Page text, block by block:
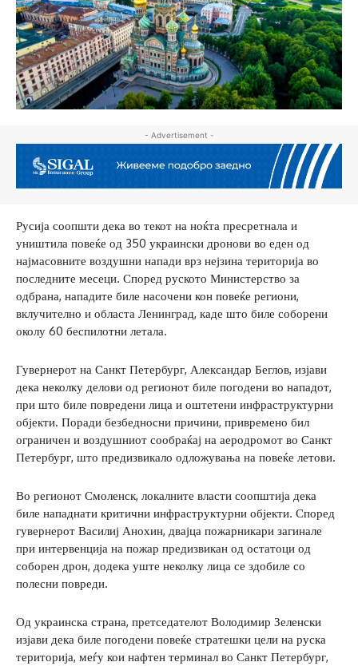
- Advertisement -
Русија соопшти дека во текот на ноќта пресретнала и
уништила повеќе од 350 украински дронови во еден од
најмасовните воздушни напади врз нејзина територија во
последните месеци. Според руското Министерство за
одбрана, нападите биле насочени кон повеќе региони,
вклучително и областа Ленинград, каде што биле соборени
околу 60 беспилотни летала.
Гувернерот на Санкт Петербург, Александар Беглов, изјави
дека неколку делови од регионот биле погодени во нападот,
при што биле повредени лица и оштетени инфраструктурни
објекти. Поради безбедносни причини, привремено бил
ограничен и воздушниот сообраќај на аеродромот во Санкт
Петербург, што предизвикало одложувања на повеќе летови.
Во регионот Смоленск, локалните власти соопштија дека
биле нападнати критични инфраструктурни објекти. Според
гувернерот Василиј Анохин, двајца пожарникари загинале
при интервенција на пожар предизвикан од остатоци од
соборен дрон, додека уште неколку лица се здобиле со
полесни повреди.
Од украинска страна, претседателот Володимир Зеленски
изјави дека биле погодени повеќе стратешки цели на руска
територија, меѓу кои нафтен терминал во Санкт Петербург,